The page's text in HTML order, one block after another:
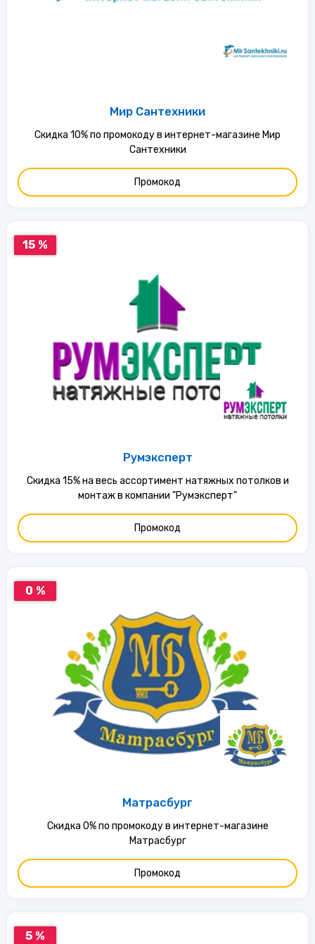
Мир Сантехники
Скидка 10% по промокоду в интернет-магазине Мир
Сантехники
Промокод
15 %
Румэксперт
Скидка 15% на весь ассортимент натяжных потолков и
монтаж в компании "Румэксперт"
Промокод
0 %
Матрасбург
Скидка 0% по промокоду в интернет-магазине
Матрасбург
Промокод
5 %